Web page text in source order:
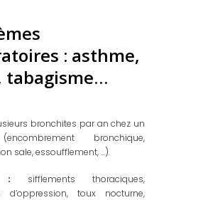
: asthme,
tabagisme…
bronchites par an chez un
bronchique,
sale, essoufflement, …).
: sifflements thoraciques,
d’oppression, toux nocturne,